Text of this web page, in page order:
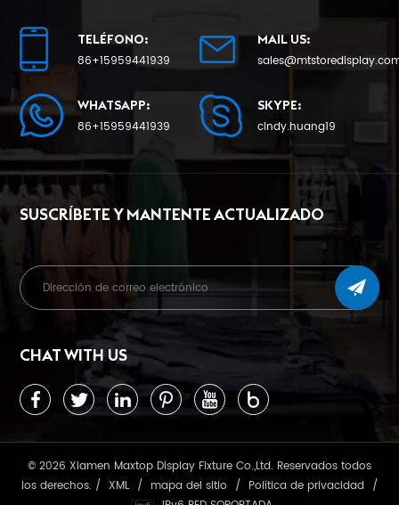
TELÉFONO:
86+15959441939
MAIL US:
WHATSAPP:
86+15959441939
SKYPE:
cindy.huang19
SUSCRÍBETE Y MANTENTE ACTUALIZADO
CHAT WITH US
© 2026 Xiamen Maxtop Display Fixture Co.,Ltd. Reservados todos
los derechos. / XML / mapa del sitio / Política de privacidad /